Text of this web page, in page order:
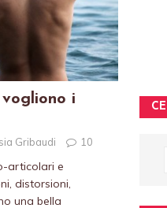
vogliono i
Gribaudi 10
articolari e
distorsioni,
una bella